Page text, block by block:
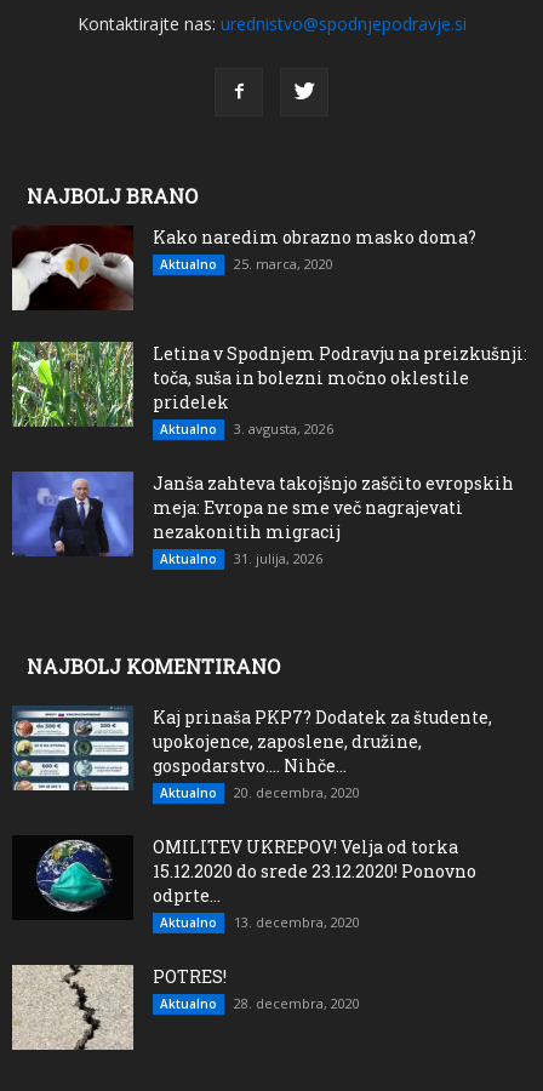
Kontaktirajte nas: urednistvo@spodnjepodravje.si
NAJBOLJ BRANO
Kako naredim obrazno masko doma?
Aktualno 25. marca, 2020
Letina v Spodnjem Podravju na preizkušnji:
toča, suša in bolezni močno oklestile
pridelek
Aktualno 3. avgusta, 2026
Janša zahteva takojšnjo zaščito evropskih
meja: Evropa ne sme več nagrajevati
nezakonitih migracij
Aktualno 31. julija, 2026
NAJBOLJ KOMENTIRANO
Kaj prinaša PKP7? Dodatek za študente,
upokojence, zaposlene, družine,
gospodarstvo…. Nihče...
Aktualno 20. decembra, 2020
OMILITEV UKREPOV! Velja od torka
15.12.2020 do srede 23.12.2020! Ponovno
odprte...
Aktualno 13. decembra, 2020
POTRES!
Aktualno 28. decembra, 2020